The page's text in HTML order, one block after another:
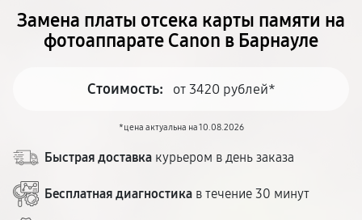
Замена платы отсека карты памяти на
фотоаппарате Canon в Барнауле
Стоимость: от 3420 рублей*
*цена актуальна на 10.08.2026
Быстрая доставка курьером в день заказа
Бесплатная диагностика в течение 30 минут